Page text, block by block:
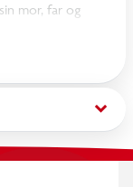
mor, far og
venner og sin
"bygge" sine
Bøtten
firkantet
og
keyboard_arrow_down